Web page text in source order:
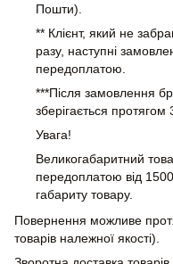
Пошти).
** Клієнт, який не
разу, наступні
передоплатою.
***Після замовлення
зберігається протягом
Увага!
Великогабаритний
передоплатою від
габариту товару.
Повернення можливе
товарів належної якості).